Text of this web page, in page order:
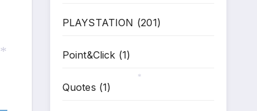
PLAYSTATION (201)
Point&Click (1)
Quotes (1)